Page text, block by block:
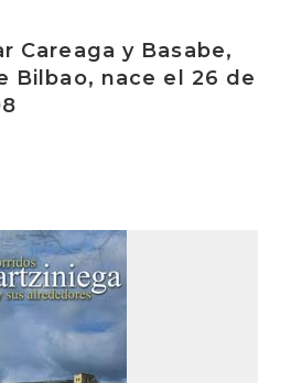
Careaga y Basabe,
Bilbao, nace el 26 de